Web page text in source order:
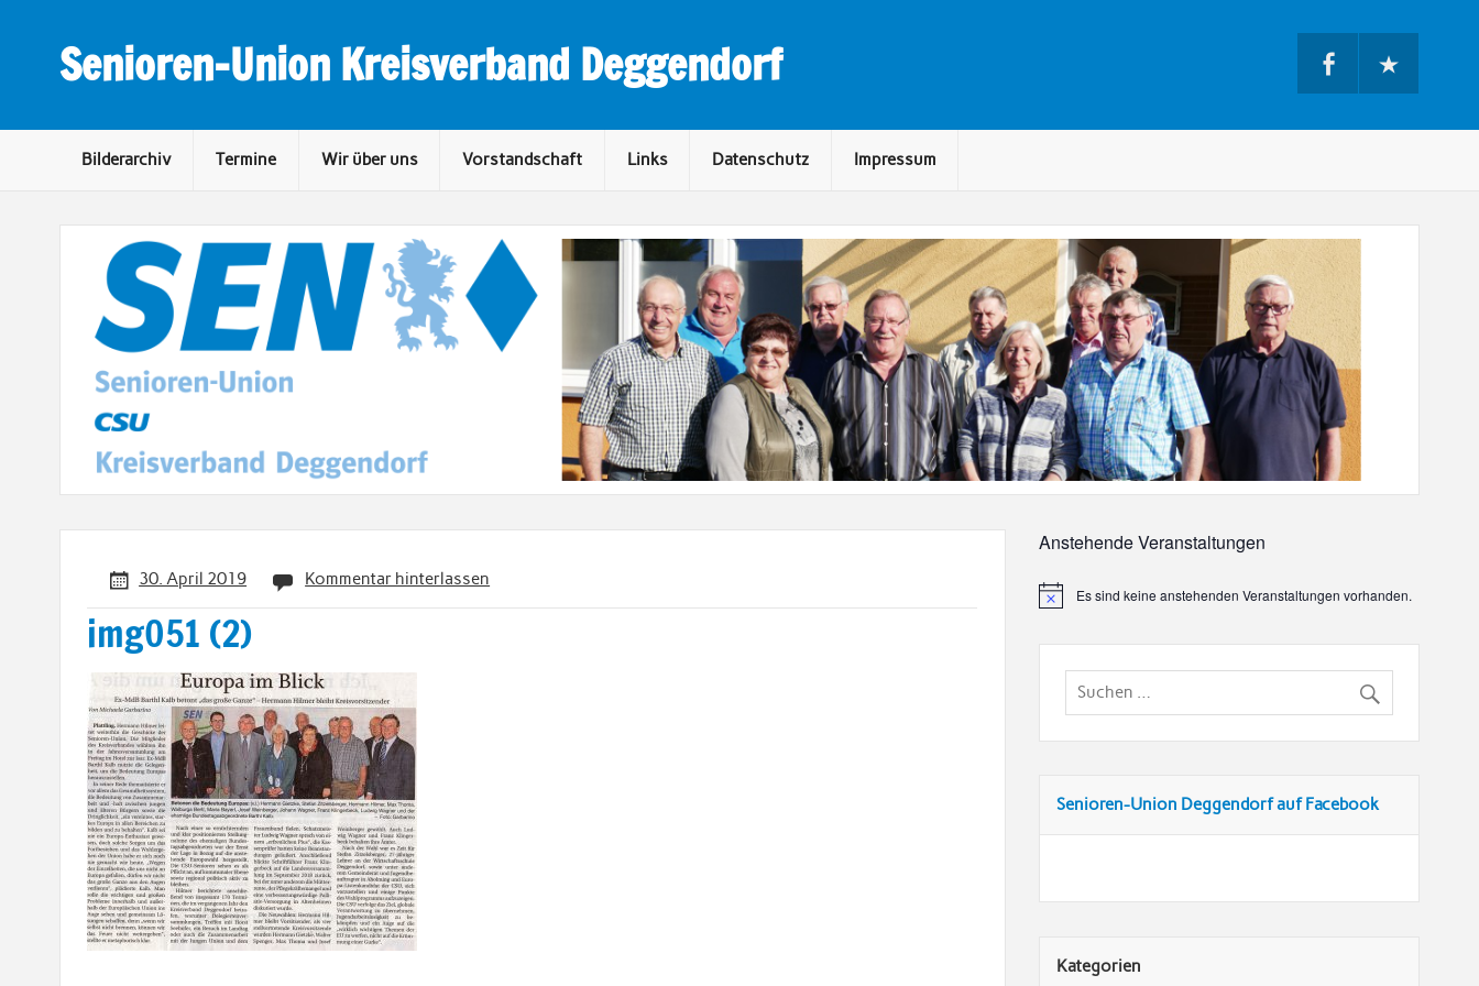
Senioren-Union Kreisverband Deggendorf
Bilderarchiv Termine Wir über uns Vorstandschaft Links Datenschutz Impressum
30. April 2019 Kommentar hinterlassen
img051 (2)
Anstehende Veranstaltungen
Es sind keine anstehenden Veranstaltungen vorhanden.
Senioren-Union Deggendorf auf Facebook
Kategorien